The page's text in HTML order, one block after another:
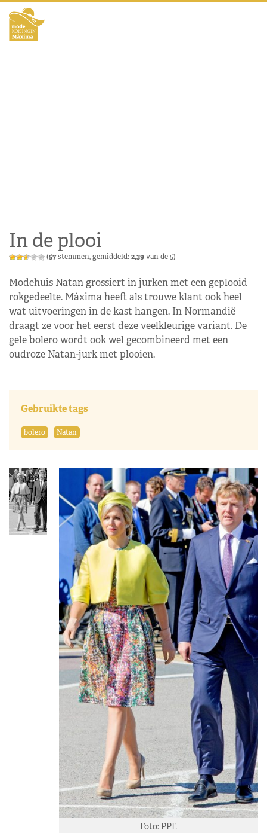
Foto: PPE
In de plooi
(57stemmen, gemiddeld: 2,39van de 5)
Modehuis Natan grossiert in jurken met een geplooid
rokgedeelte. Máxima heeft als trouwe klant ook heel
wat uitvoeringen in de kast hangen. In Normandië
draagt ze voor het eerst deze veelkleurige variant. De
gele bolero wordt ook wel gecombineerd met een
oudroze Natan-jurk met plooien.
Gebruikte tags
bolero Natan